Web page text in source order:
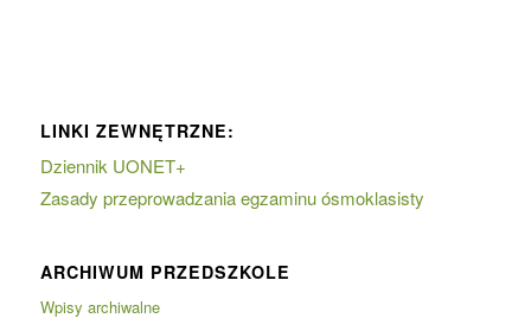
LINKI ZEWNĘTRZNE:
Dziennik UONET+
Zasady przeprowadzania egzaminu ósmoklasisty
ARCHIWUM PRZEDSZKOLE
Wpisy archiwalne